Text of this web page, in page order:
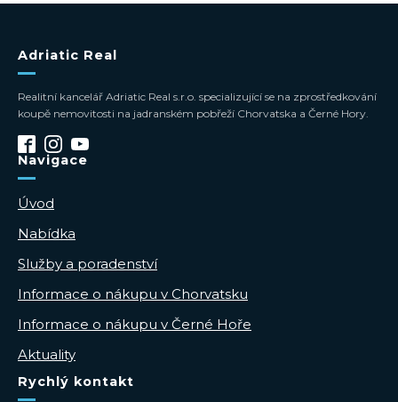
Adriatic Real
Realitní kancelář Adriatic Real s.r.o. specializující se na zprostředkování
koupě nemovitosti na jadranském pobřeží Chorvatska a Černé Hory.
Navigace
Úvod
Nabídka
Služby a poradenství
Informace o nákupu v Chorvatsku
Informace o nákupu v Černé Hoře
Aktuality
Rychlý kontakt